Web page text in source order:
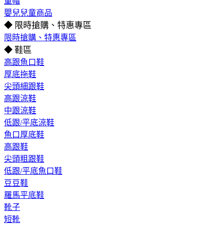
嬰兒兒童商品
◆ 限時搶購、特惠專區
限時搶購、特惠專區
◆ 鞋區
高跟魚口鞋
厚底拖鞋
尖頭細跟鞋
高跟涼鞋
中跟涼鞋
低跟/平底涼鞋
魚口厚底鞋
高跟鞋
尖頭粗跟鞋
低跟/平底魚口鞋
豆豆鞋
羅馬平底鞋
靴子
短靴